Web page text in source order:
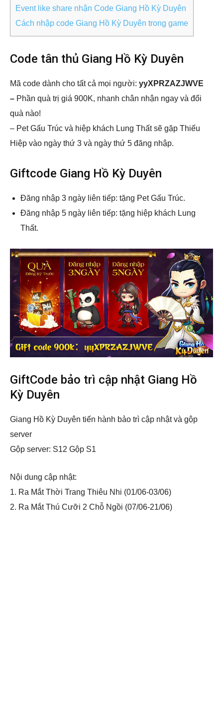
Event like share nhận Code Giang Hồ Kỳ Duyên
Cách nhập code Giang Hồ Kỳ Duyên trong game
Code tân thủ Giang Hồ Kỳ Duyên
Mã code dành cho tất cả mọi người: yyXPRZAZJWVE
– Phần quà trị giá 900K, nhanh chân nhận ngay và đổi
quà nào!
– Pet Gấu Trúc và hiệp khách Lung Thất sẽ gặp Thiếu
Hiệp vào ngày thứ 3 và ngày thứ 5 đăng nhập.
Giftcode Giang Hồ Kỳ Duyên
Đăng nhập 3 ngày liên tiếp: tặng Pet Gấu Trúc.
Đăng nhập 5 ngày liên tiếp: tặng hiệp khách Lung
Thất.
GiftCode bảo trì cập nhật Giang Hồ
Kỳ Duyên
Giang Hồ Kỳ Duyên tiến hành bảo trì cập nhật và gộp
server
Gộp server: S12 Gộp S1
Nội dung cập nhật:
1. Ra Mắt Thời Trang Thiêu Nhi (01/06-03/06)
2. Ra Mắt Thú Cưỡi 2 Chỗ Ngồi (07/06-21/06)